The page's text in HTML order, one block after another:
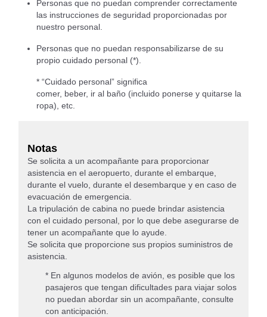
Personas que no puedan comprender correctamente
las instrucciones de seguridad proporcionadas por
nuestro personal.
Personas que no puedan responsabilizarse de su
propio cuidado personal (*).
* “Cuidado personal” significa
comer, beber, ir al baño (incluido ponerse y quitarse la
ropa), etc.
Notas
Se solicita a un acompañante para proporcionar
asistencia en el aeropuerto, durante el embarque,
durante el vuelo, durante el desembarque y en caso de
evacuación de emergencia.
La tripulación de cabina no puede brindar asistencia
con el cuidado personal, por lo que debe asegurarse de
tener un acompañante que lo ayude.
Se solicita que proporcione sus propios suministros de
asistencia.
* En algunos modelos de avión, es posible que los
pasajeros que tengan dificultades para viajar solos
no puedan abordar sin un acompañante, consulte
con anticipación.